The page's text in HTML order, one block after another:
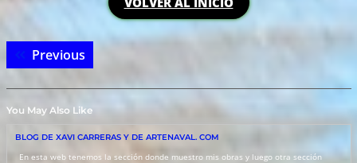
entradasPreviousPrevious
post:
You May Also Like
BLOG DE XAVI CARRERAS Y DE ARTENAVAL. COM
En esta web tenemos la sección donde muestro mis obras y luego otra sección